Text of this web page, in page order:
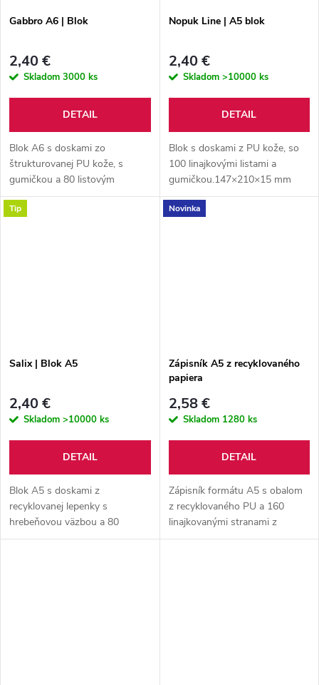
Gabbro A6 | Blok
2,40 €
Skladom 3000 ks
DETAIL
Blok A6 s doskami zo
štrukturovanej PU kože, s
gumičkou a 80 listovým
linajkovým blokom.
Nopuk Line | A5 blok
2,40 €
Skladom >10000 ks
DETAIL
Blok s doskami z PU kože, so
100 linajkovými listami a
gumičkou.147×210×15 mm
Tip
Salix | Blok A5
2,40 €
Skladom >10000 ks
DETAIL
Blok A5 s doskami z
recyklovanej lepenky s
hrebeňovou väzbou a 80
linajkovými listami. Vrátane
Novinka
Zápisník A5 z recyklovaného
papiera
2,58 €
Skladom 1280 ks
DETAIL
Zápisník formátu A5 s obalom
z recyklovaného PU a 160
linajkovanými stranami z
recyklovaného papiera.